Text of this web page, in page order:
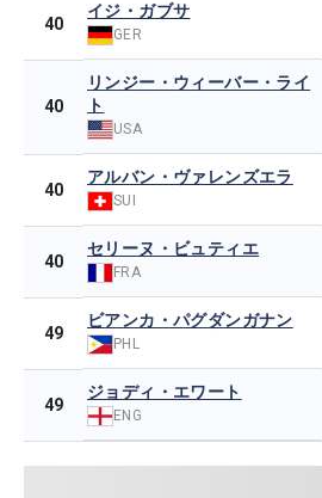
40
イジ・ガブサ
GER
40
リンジー・ウィーバー・ライ
ト
USA
40
アルバン・ヴァレンズエラ
SUI
40
セリーヌ・ビュティエ
FRA
49
ビアンカ・パグダンガナン
PHL
49
ジョディ・エワート
ENG